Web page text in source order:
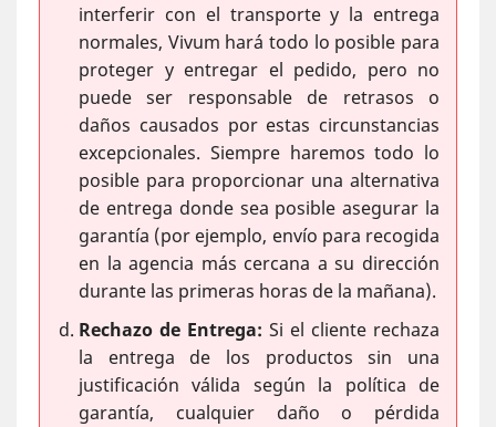
interferir con el transporte y la entrega
normales, Vivum hará todo lo posible para
proteger y entregar el pedido, pero no
puede ser responsable de retrasos o
daños causados por estas circunstancias
excepcionales. Siempre haremos todo lo
posible para proporcionar una alternativa
de entrega donde sea posible asegurar la
garantía (por ejemplo, envío para recogida
en la agencia más cercana a su dirección
durante las primeras horas de la mañana).
Rechazo de Entrega: Si el cliente rechaza
la entrega de los productos sin una
justificación válida según la política de
garantía, cualquier daño o pérdida